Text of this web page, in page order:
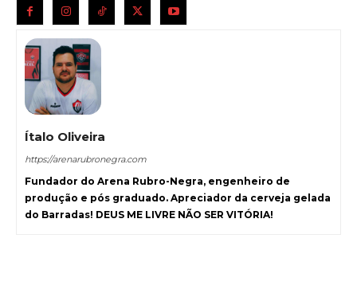
Ítalo Oliveira
https://arenarubronegra.com
Fundador do Arena Rubro-Negra, engenheiro de
produção e pós graduado. Apreciador da cerveja gelada
do Barradas! DEUS ME LIVRE NÃO SER VITÓRIA!